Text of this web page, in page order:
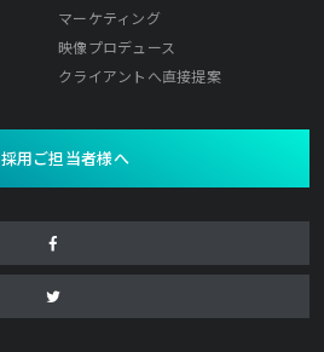
マーケティング
映像プロデュース
クライアントへ直接提案
採用ご担当者様へ